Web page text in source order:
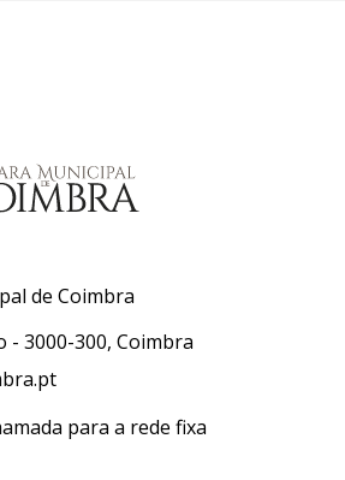
de Coimbra
- 3000-300, Coimbra
para a rede fixa